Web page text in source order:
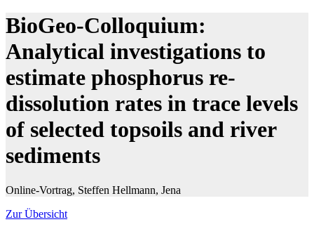
BioGeo-Colloquium:
Analytical investigations to
estimate phosphorus re-
dissolution rates in trace levels
of selected topsoils and river
sediments
Online-Vortrag, Steffen Hellmann, Jena
Zur Übersicht